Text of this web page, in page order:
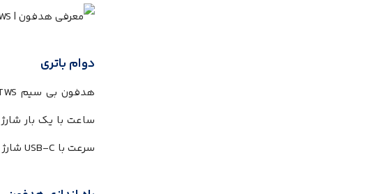
دوام باتری
سرعت با USB-C شارژ می شود، بهره مند شوید.